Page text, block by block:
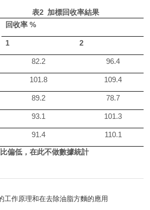
表2 加標回收率結果
回收率 %
1 2
82.2 96.4
101.8 109.4
89.2 78.7
93.1 101.3
91.4 110.1
偏低，在此不做數據統計
工作原理和在去除油脂方麵的應用